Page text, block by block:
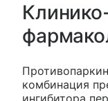
комбинация
ингибитора